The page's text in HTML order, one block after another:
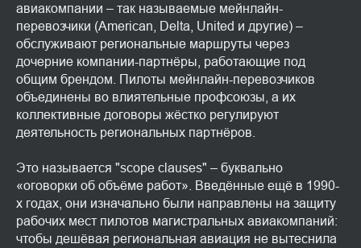
авиакомпании – так называемые мейнлайн-
перевозчики (American, Delta, United и другие) –
обслуживают региональные маршруты через
дочерние компании-партнёры, работающие под
общим брендом. Пилоты мейнлайн-перевозчиков
объединены во влиятельные профсоюзы, а их
коллективные договоры жёстко регулируют
деятельность региональных партнёров.
Это называется "scope clauses" – буквально
«оговорки об объёме работ». Введённые ещё в 1990-
х годах, они изначально были направлены на защиту
рабочих мест пилотов магистральных авиакомпаний:
чтобы дешёвая региональная авиация не вытеснила